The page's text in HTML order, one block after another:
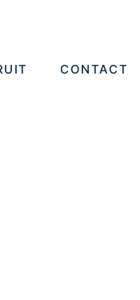
CONTACT